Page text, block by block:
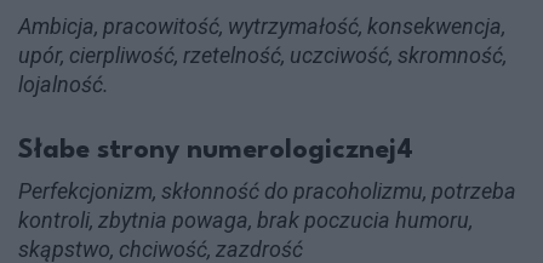
Ambicja, pracowitość, wytrzymałość, konsekwencja,
upór, cierpliwość, rzetelność, uczciwość, skromność,
lojalność.
Słabe strony numerologicznej4
Perfekcjonizm, skłonność do pracoholizmu, potrzeba
kontroli, zbytnia powaga, brak poczucia humoru,
skąpstwo, chciwość, zazdrość